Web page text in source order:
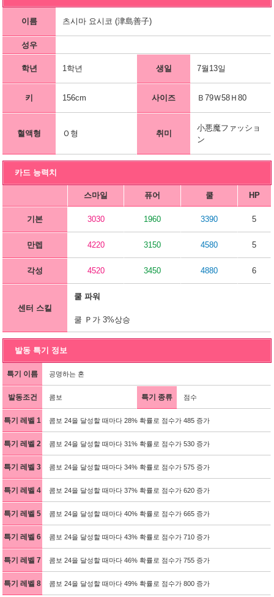
이름 츠시마 요시코 (津島善子)
성우
학년 1학년 생일 7월13일
키 156cm 사이즈 Ｂ79Ｗ58Ｈ80
혈액형 Ｏ형 취미
小悪魔ファッショ
ン
카드 능력치
스마일 퓨어 쿨 HP
기본 3030 1960 3390 5
만렙 4220 3150 4580 5
각성 4520 3450 4880 6
센터 스킬
쿨 파워
쿨 Ｐ가 3%상승
발동 특기 정보
특기 이름 공명하는 혼
발동조건 콤보 특기 종류 점수
특기 레벨 1 콤보 24을 달성할 때마다 28% 확률로 점수가 485 증가
특기 레벨 2 콤보 24을 달성할 때마다 31% 확률로 점수가 530 증가
특기 레벨 3 콤보 24을 달성할 때마다 34% 확률로 점수가 575 증가
특기 레벨 4 콤보 24을 달성할 때마다 37% 확률로 점수가 620 증가
특기 레벨 5 콤보 24을 달성할 때마다 40% 확률로 점수가 665 증가
특기 레벨 6 콤보 24을 달성할 때마다 43% 확률로 점수가 710 증가
특기 레벨 7 콤보 24을 달성할 때마다 46% 확률로 점수가 755 증가
특기 레벨 8 콤보 24을 달성할 때마다 49% 확률로 점수가 800 증가